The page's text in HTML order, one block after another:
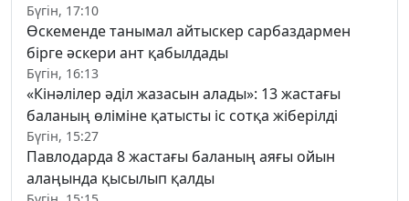
Бүгін, 17:10
Өскеменде танымал айтыскер сарбаздармен
бірге әскери ант қабылдады
Бүгін, 16:13
«Кінәлілер әділ жазасын алады»: 13 жастағы
баланың өліміне қатысты іс сотқа жіберілді
Бүгін, 15:27
Павлодарда 8 жастағы баланың аяғы ойын
алаңында қысылып қалды